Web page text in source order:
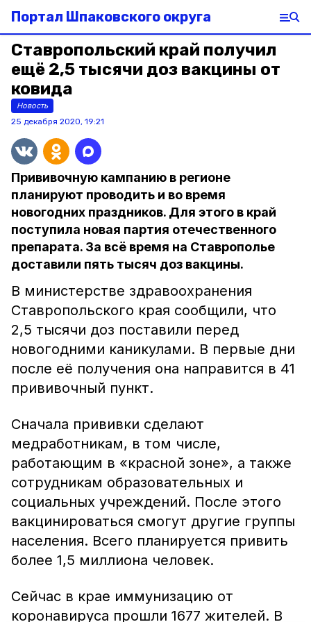
Портал Шпаковского округа
Ставропольский край получил
ещё 2,5 тысячи доз вакцины от
ковида
Новость
25 декабря 2020, 19:21
Прививочную кампанию в регионе
планируют проводить и во время
новогодних праздников. Для этого в край
поступила новая партия отечественного
препарата. За всё время на Ставрополье
доставили пять тысяч доз вакцины.
В министерстве здравоохранения
Ставропольского края сообщили, что
2,5 тысячи доз поставили перед
новогодними каникулами. В первые дни
после её получения она направится в 41
прививочный пункт.
Сначала прививки сделают
медработникам, в том числе,
работающим в «красной зоне», а также
сотрудникам образовательных и
социальных учреждений. После этого
вакцинироваться смогут другие группы
населения. Всего планируется привить
более 1,5 миллиона человек.
Сейчас в крае иммунизацию от
коронавируса прошли 1677 жителей. В